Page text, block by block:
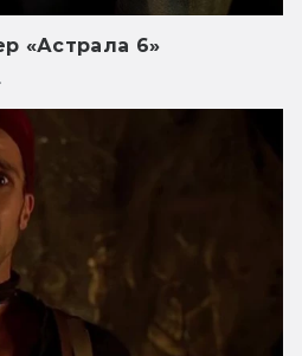
«Астрала 6»